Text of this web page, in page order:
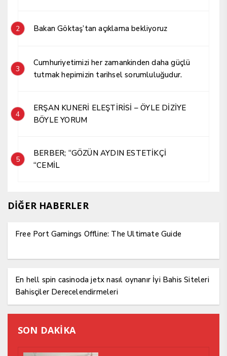
2 Bakan Göktaş’tan açıklama bekliyoruz
3
Cumhuriyetimizi her zamankinden daha güçlü
tutmak hepimizin tarihsel sorumluluğudur.
4
ERŞAN KUNERİ ELEŞTİRİSİ – ÖYLE DİZİYE
BÖYLE YORUM
5
BERBER; “GÖZÜN AYDIN ESTETİKÇİ
“CEMİL
DİĞER HABERLER
Free Port Gamings Offline: The Ultimate Guide
En hell spin casinoda jetx nasıl oynanır İyi Bahis Siteleri
Bahisçiler Derecelendirmeleri
SON DAKİKA